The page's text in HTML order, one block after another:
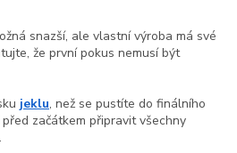
snazší, ale vlastní výroba má své
že první pokus nemusí být
jeklu, než se pustíte do finálního
začátkem připravit všechny